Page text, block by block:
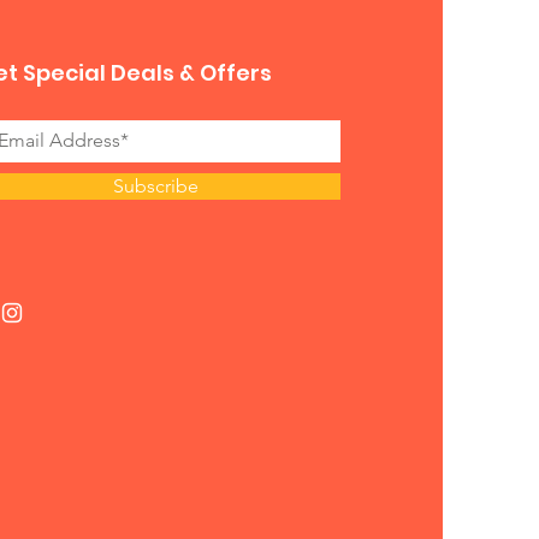
Special Deals & Offers
Subscribe